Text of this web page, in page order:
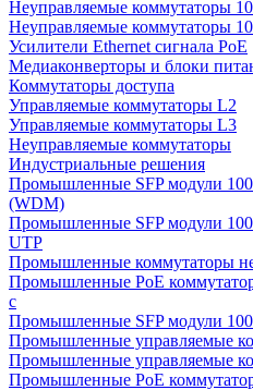
Неуправляемые коммутаторы
Неуправляемые коммутаторы
Усилители Ethernet сигнала PoE
Медиаконверторы и блоки
Коммутаторы доступа
Управляемые коммутаторы L2
Управляемые коммутаторы L3
Неуправляемые коммутаторы
Индустриальные решения
Промышленные SFP модули
(WDM)
Промышленные SFP модули
UTP
Промышленные коммутаторы
Промышленные PoE
с
Промышленные SFP модули
Промышленные управляемые
Промышленные управляемые
Промышленные PoE